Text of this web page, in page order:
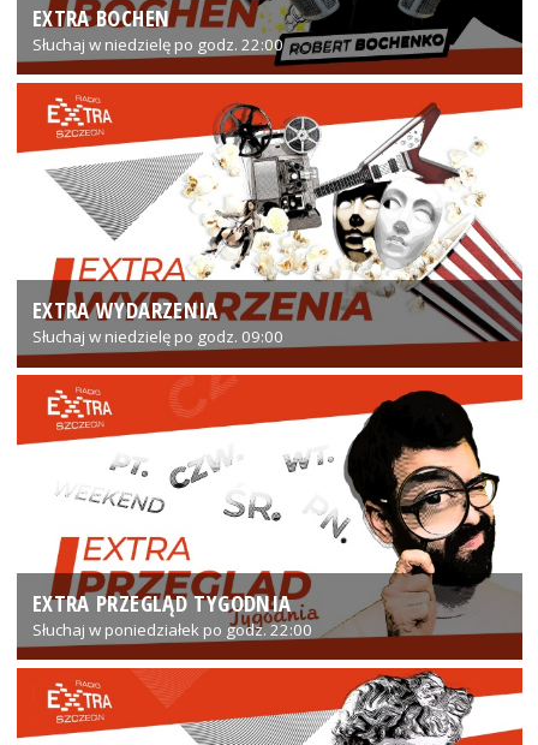
EXTRA BOCHEN
Słuchaj w niedzielę po godz. 22:00
EXTRA WYDARZENIA
Słuchaj w niedzielę po godz. 09:00
EXTRA PRZEGLĄD TYGODNIA
Słuchaj w poniedziałek po godz. 22:00